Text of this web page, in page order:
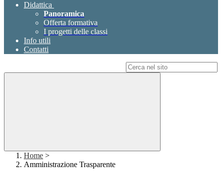
Didattica
Panoramica
Offerta formativa
I progetti delle classi
Info utili
Contatti
Home >
Amministrazione Trasparente